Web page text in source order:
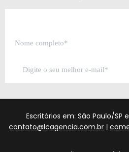
Escritórios em: São Paulo/SP
contato@lcagencia.com.br |